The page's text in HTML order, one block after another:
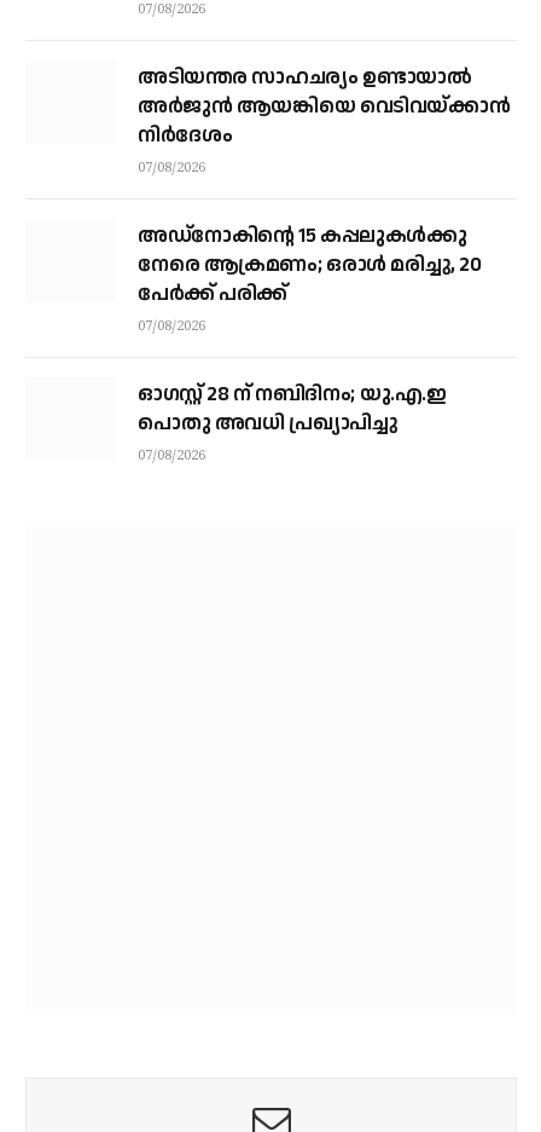
07/08/2026
അടിയന്തര സാഹചര്യം ഉണ്ടായാല്‍
അര്‍ജുന്‍ ആയങ്കിയെ വെടിവയ്ക്കാന്‍
നിര്‍ദേശം
07/08/2026
അഡ്നോകിന്റെ 15 കപ്പലുകള്‍ക്കു
നേരെ ആക്രമണം; ഒരാള്‍ മരിച്ചു, 20
പേര്‍ക്ക് പരിക്ക്
07/08/2026
ഓഗസ്റ്റ് 28 ന് നബിദിനം; യു.എ.ഇ
പൊതു അവധി പ്രഖ്യാപിച്ചു
07/08/2026